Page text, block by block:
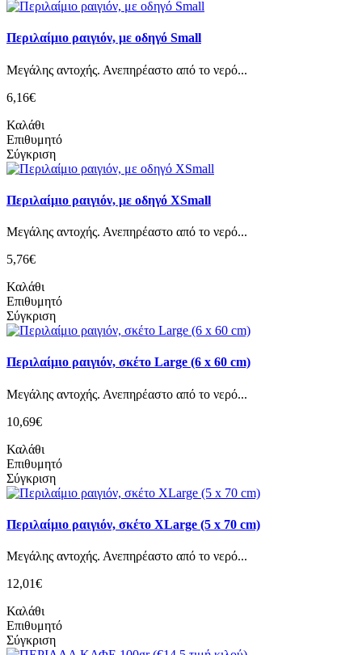
Περιλαίμιο ραιγιόν, με οδηγό Small
Mεγάλης αντοχής. Ανεπηρέαστο από το νερό...
6,16€
Καλάθι
Επιθυμητό
Σύγκριση
Περιλαίμιο ραιγιόν, με οδηγό XSmall
Mεγάλης αντοχής. Ανεπηρέαστο από το νερό...
5,76€
Καλάθι
Επιθυμητό
Σύγκριση
Περιλαίμιο ραιγιόν, σκέτο Large (6 x 60 cm)
Mεγάλης αντοχής. Ανεπηρέαστο από το νερό...
10,69€
Καλάθι
Επιθυμητό
Σύγκριση
Περιλαίμιο ραιγιόν, σκέτο XLarge (5 x 70 cm)
Mεγάλης αντοχής. Ανεπηρέαστο από το νερό...
12,01€
Καλάθι
Επιθυμητό
Σύγκριση